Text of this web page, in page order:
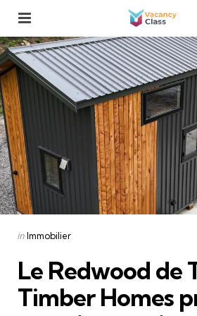
Categories
Posted
inImmobilier
Le Redwood de
Timber Homes